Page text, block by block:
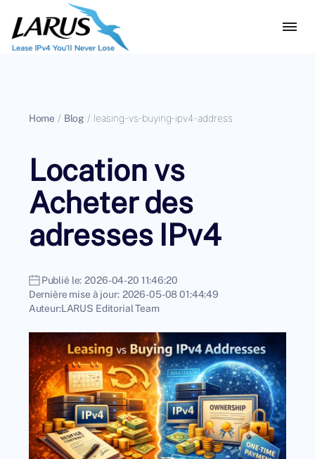
Home / Blog / leasing-vs-buying-ipv4-address
Location vs
Acheter des
adresses IPv4
Publié le: 2026-04-20 11:46:20
Dernière mise à jour: 2026-05-08 01:44:49
Auteur:LARUS Editorial Team